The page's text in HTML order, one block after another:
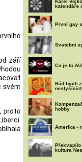
září
svém
proto
Karel
kalendáře
První gay
Svatební
Co je to
Rád bych
hobby
Amerika -
kultura